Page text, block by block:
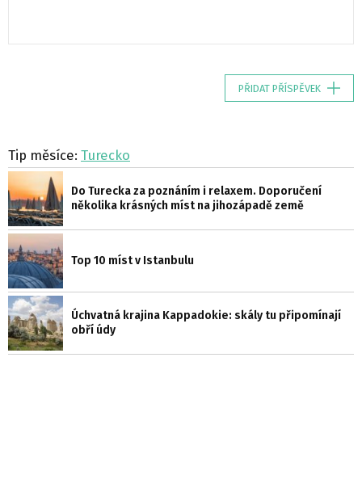
PŘIDAT PŘÍSPĚVEK
Tip měsíce: Turecko
Do Turecka za poznáním i relaxem. Doporučení
několika krásných míst na jihozápadě země
Top 10 míst v Istanbulu
Úchvatná krajina Kappadokie: skály tu připomínají
obří údy